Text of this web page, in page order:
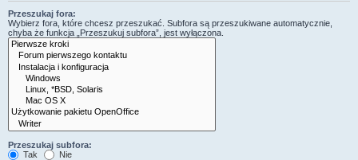
Przeszukaj fora:
Wybierz fora, które chcesz przeszukać. Subfora są przeszukiwane automatycznie,
chyba że funkcja „Przeszukuj subfora”, jest wyłączona.
Przeszukaj subfora:
Tak
Nie